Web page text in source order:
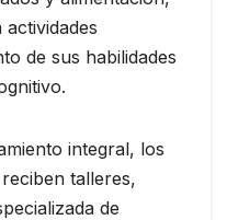
de sus habilidades
integral, los
talleres,
de